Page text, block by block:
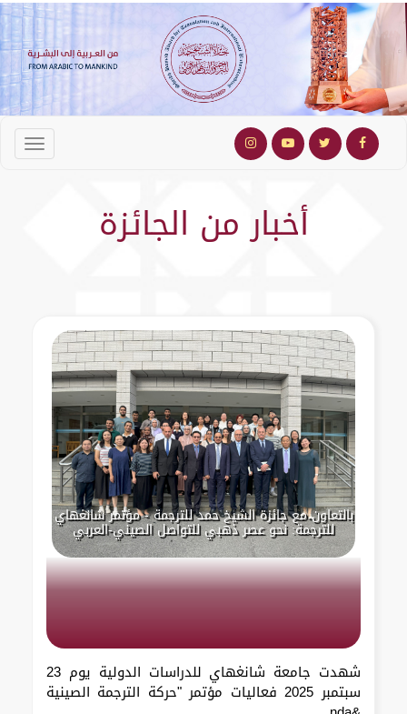
أخبار من الجائزة
بالتعاون مع جائزة الشيخ حمد للترجمة - مؤتمر شانغهاي
للترجمة: نحو عصر ذهبي للتواصل الصيني-العربي
شهدت جامعة شانغهاي للدراسات الدولية يوم 23
سبتمبر 2025 فعاليات مؤتمر "حركة الترجمة الصينية